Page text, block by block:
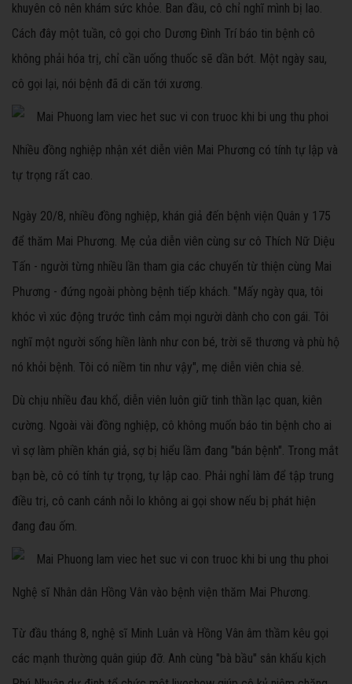
khuyên cô nên khám sức khỏe. Ban đầu, cô chỉ nghĩ mình bị lao.
Cách đây một tuần, cô gọi cho Dương Đình Trí báo tin bệnh cô
không phải hóa trị, chỉ cần uống thuốc sẽ dần bớt. Một ngày sau,
cô gọi lại, nói bệnh đã di căn tới xương.
Nhiều đồng nghiệp nhận xét diễn viên Mai Phương có tính tự lập và
tự trọng rất cao.
Ngày 20/8, nhiều đồng nghiệp, khán giả đến bệnh viện Quân y 175
để thăm Mai Phương. Mẹ của diễn viên cùng sư cô Thích Nữ Diệu
Tấn - người từng nhiều lần tham gia các chuyến từ thiện cùng Mai
Phương - đứng ngoài phòng bệnh tiếp khách. "Mấy ngày qua, tôi
khóc vì xúc động trước tình cảm mọi người dành cho con gái. Tôi
nghĩ một người sống hiền lành như con bé, trời sẽ thương và phù hộ
nó khỏi bệnh. Tôi có niềm tin như vậy", mẹ diễn viên chia sẻ.
Dù chịu nhiều đau khổ, diễn viên luôn giữ tinh thần lạc quan, kiên
cường. Ngoài vài đồng nghiệp, cô không muốn báo tin bệnh cho ai
vì sợ làm phiền khán giả, sợ bị hiểu lầm đang "bán bệnh". Trong mắt
bạn bè, cô có tính tự trọng, tự lập cao. Phải nghỉ làm để tập trung
điều trị, cô canh cánh nỗi lo không ai gọi show nếu bị phát hiện
đang đau ốm.
Nghệ sĩ Nhân dân Hồng Vân vào bệnh viện thăm Mai Phương.
Từ đầu tháng 8, nghệ sĩ Minh Luân và Hồng Vân âm thầm kêu gọi
các mạnh thường quân giúp đỡ. Anh cùng "bà bầu" sân khấu kịch